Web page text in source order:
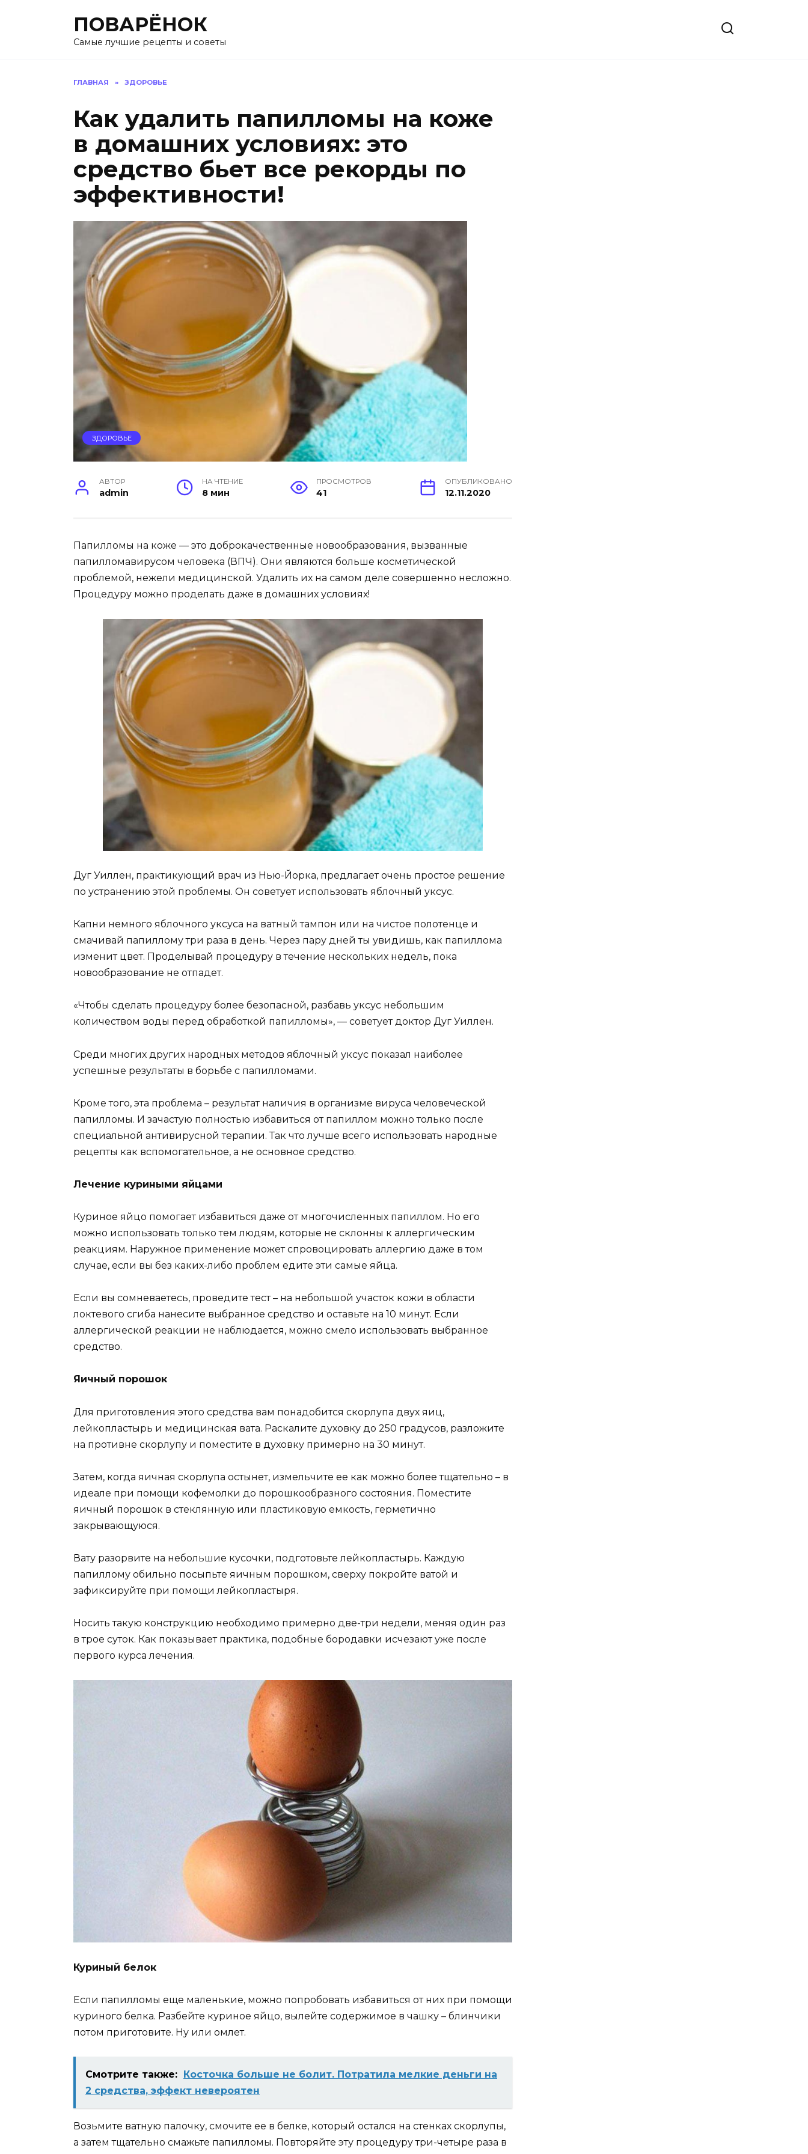
ПОВАРЁНОК
Самые лучшие рецепты и советы
ГЛАВНАЯ » ЗДОРОВЬЕ
Как удалить папилломы на коже
в домашних условиях: это
средство бьет все рекорды по
эффективности!
ЗДОРОВЬЕ
АВТОР
admin
НА ЧТЕНИЕ
8 мин
ПРОСМОТРОВ
41
ОПУБЛИКОВАНО
12.11.2020
Папилломы на коже — это доброкачественные новообразования, вызванные
папилломавирусом человека (ВПЧ). Они являются больше косметической
проблемой, нежели медицинской. Удалить их на самом деле совершенно несложно.
Процедуру можно проделать даже в домашних условиях!
Дуг Уиллен, практикующий врач из Нью-Йорка, предлагает очень простое решение
по устранению этой проблемы. Он советует использовать яблочный уксус.
Капни немного яблочного уксуса на ватный тампон или на чистое полотенце и
смачивай папиллому три раза в день. Через пару дней ты увидишь, как папиллома
изменит цвет. Проделывай процедуру в течение нескольких недель, пока
новообразование не отпадет.
«Чтобы сделать процедуру более безопасной, разбавь уксус небольшим
количеством воды перед обработкой папилломы», — советует доктор Дуг Уиллен.
Среди многих других народных методов яблочный уксус показал наиболее
успешные результаты в борьбе с папилломами.
Кроме того, эта проблема – результат наличия в организме вируса человеческой
папилломы. И зачастую полностью избавиться от папиллом можно только после
специальной антивирусной терапии. Так что лучше всего использовать народные
рецепты как вспомогательное, а не основное средство.
Лечение куриными яйцами
Куриное яйцо помогает избавиться даже от многочисленных папиллом. Но его
можно использовать только тем людям, которые не склонны к аллергическим
реакциям. Наружное применение может спровоцировать аллергию даже в том
случае, если вы без каких-либо проблем едите эти самые яйца.
Если вы сомневаетесь, проведите тест – на небольшой участок кожи в области
локтевого сгиба нанесите выбранное средство и оставьте на 10 минут. Если
аллергической реакции не наблюдается, можно смело использовать выбранное
средство.
Яичный порошок
Для приготовления этого средства вам понадобится скорлупа двух яиц,
лейкопластырь и медицинская вата. Раскалите духовку до 250 градусов, разложите
на противне скорлупу и поместите в духовку примерно на 30 минут.
Затем, когда яичная скорлупа остынет, измельчите ее как можно более тщательно – в
идеале при помощи кофемолки до порошкообразного состояния. Поместите
яичный порошок в стеклянную или пластиковую емкость, герметично
закрывающуюся.
Вату разорвите на небольшие кусочки, подготовьте лейкопластырь. Каждую
папиллому обильно посыпьте яичным порошком, сверху покройте ватой и
зафиксируйте при помощи лейкопластыря.
Носить такую конструкцию необходимо примерно две-три недели, меняя один раз
в трое суток. Как показывает практика, подобные бородавки исчезают уже после
первого курса лечения.
Куриный белок
Если папилломы еще маленькие, можно попробовать избавиться от них при помощи
куриного белка. Разбейте куриное яйцо, вылейте содержимое в чашку – блинчики
потом приготовите. Ну или омлет.
Смотрите также: Косточка больше не болит. Потратила мелкие деньги на
2 средства, эффект невероятен
Возьмите ватную палочку, смочите ее в белке, который остался на стенках скорлупы,
а затем тщательно смажьте папилломы. Повторяйте эту процедуру три-четыре раза в